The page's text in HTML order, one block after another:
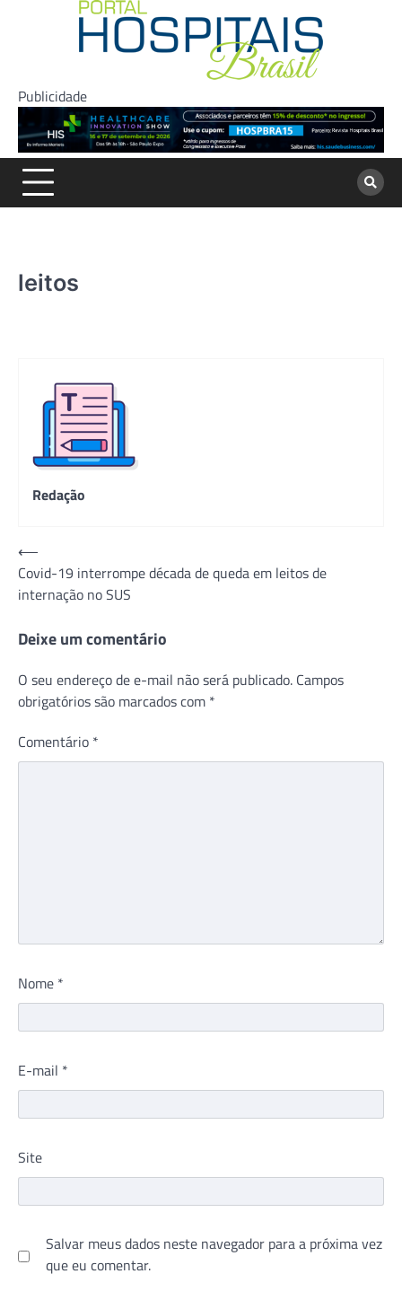
Publicidade
leitos
Redação
Navegação
de
Post
⟵
Covid-19 interrompe década de queda em leitos de
internação no SUS
Deixe um comentário
O seu endereço de e-mail não será publicado. Campos
obrigatórios são marcados com *
Comentário *
Nome *
E-mail *
Site
Salvar meus dados neste navegador para a próxima vez
que eu comentar.